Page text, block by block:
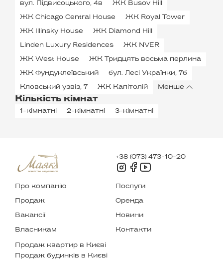
вул. Підвисоцького, 4в ЖК Busov Hill
ЖК Chicago Central House ЖК Royal Tower
ЖК Illinsky House ЖК Diamond Hill
Linden Luxury Residences ЖК NVER
ЖК West House ЖК Тридцять восьма перлина
ЖК Фундуклеївський бул. Лесі Українки, 7б
Кловський узвіз, 7 ЖК Капітолій Менше
Кількість кімнат
1-кімнатні 2-кімнатні 3-кімнатні
+38 (073) 473-10-20
Про компанію Послуги
Продаж Оренда
Вакансії Новини
Власникам Контакти
Продаж квартир в Києві
Продаж будинків в Києві